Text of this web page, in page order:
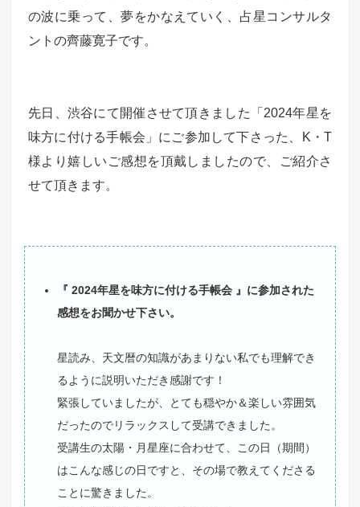
の波に乗って、夢をかなえていく、占星コンサルタ
ントの齊藤寛子です。
先日、渋谷にて開催させて頂きました「2024年星を
味方に付ける手帳会」にご参加して下さった、K・T
様より嬉しいご感想を頂戴しましたので、ご紹介さ
せて頂きます。
『 2024年星を味方に付ける手帳会 』に参加された
感想をお聞かせ下さい。
星読み、天文暦の知識があまりない私でも理解でき
るように説明いただき感謝です！
緊張していましたが、とても穏やか＆楽しい雰囲気
だったのでリラックスして受講できました。
受講生の太陽・月星座に合わせて、この日（期間）
はこんな感じの日ですと、その場で教えてくださる
ことに驚きました。